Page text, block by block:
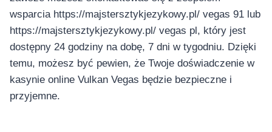
ลำโพง
โทรทัศน์
สินค้าตามแบรนด์
wsparcia https://majstersztykjezykowy.pl/ vegas 91 lub
https://majstersztykjezykowy.pl/ vegas pl, który jest
dostępny 24 godziny na dobę, 7 dni w tygodniu. Dzięki
temu, możesz być pewien, że Twoje doświadczenie w
kasynie online Vulkan Vegas będzie bezpieczne i
przyjemne.